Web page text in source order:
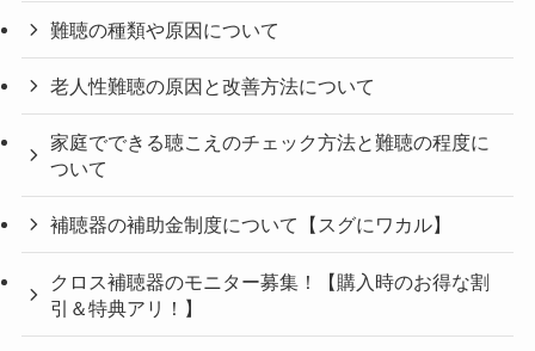
難聴の種類や原因について
老人性難聴の原因と改善方法について
家庭でできる聴こえのチェック方法と難聴の程度に
ついて
補聴器の補助金制度について【スグにワカル】
クロス補聴器のモニター募集！【購入時のお得な割
引＆特典アリ！】